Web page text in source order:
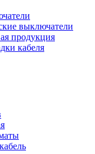
выключатели
продукция
кабеля